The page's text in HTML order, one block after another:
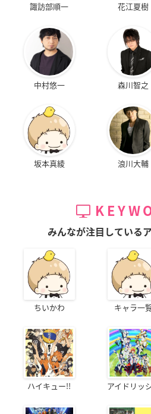
諏訪部順一 花江夏樹
中村悠一 森川智之
坂本真綾 浪川大輔
みんなが注目している
ちいかわ キャラ一
ハイキュー!! アイドリッ